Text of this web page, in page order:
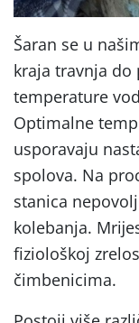
Šaran se u
kraja travnja do
temperature
Optimalne
usporavaju
spolova. Na
stanica
kolebanja.
fiziološkoj
čimbenicima.